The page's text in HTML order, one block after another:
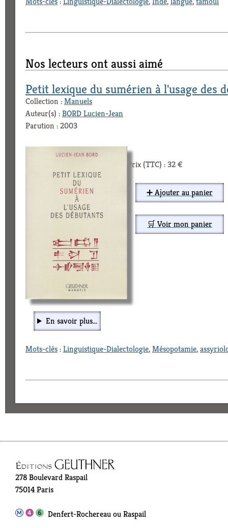
Nos lecteurs ont aussi aimé
Petit lexique du sumérien à l'usage des
Collection :Manuels
Auteur(s) :BORD Lucien-Jean
Parution : 2003
Prix (TTC) : 32 €
➕ Ajouter au panier
🛒 Voir mon panier
En savoir plus...
Mots-clés:Linguistique-Dialectologie,Mésopotamie,
278 Boulevard Raspail
75014 Paris
Denfert-Rochereau ou Raspail